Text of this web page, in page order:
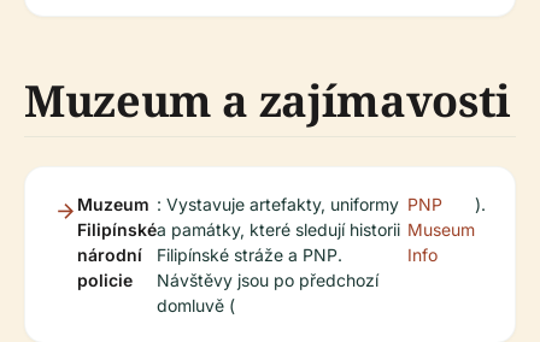
Muzeum a zajímavosti
Muzeum
Filipínské
národní
policie
: Vystavuje artefakty, uniformy
a památky, které sledují historii
Filipínské stráže a PNP.
Návštěvy jsou po předchozí
domluvě (
PNP
Museum
Info
).